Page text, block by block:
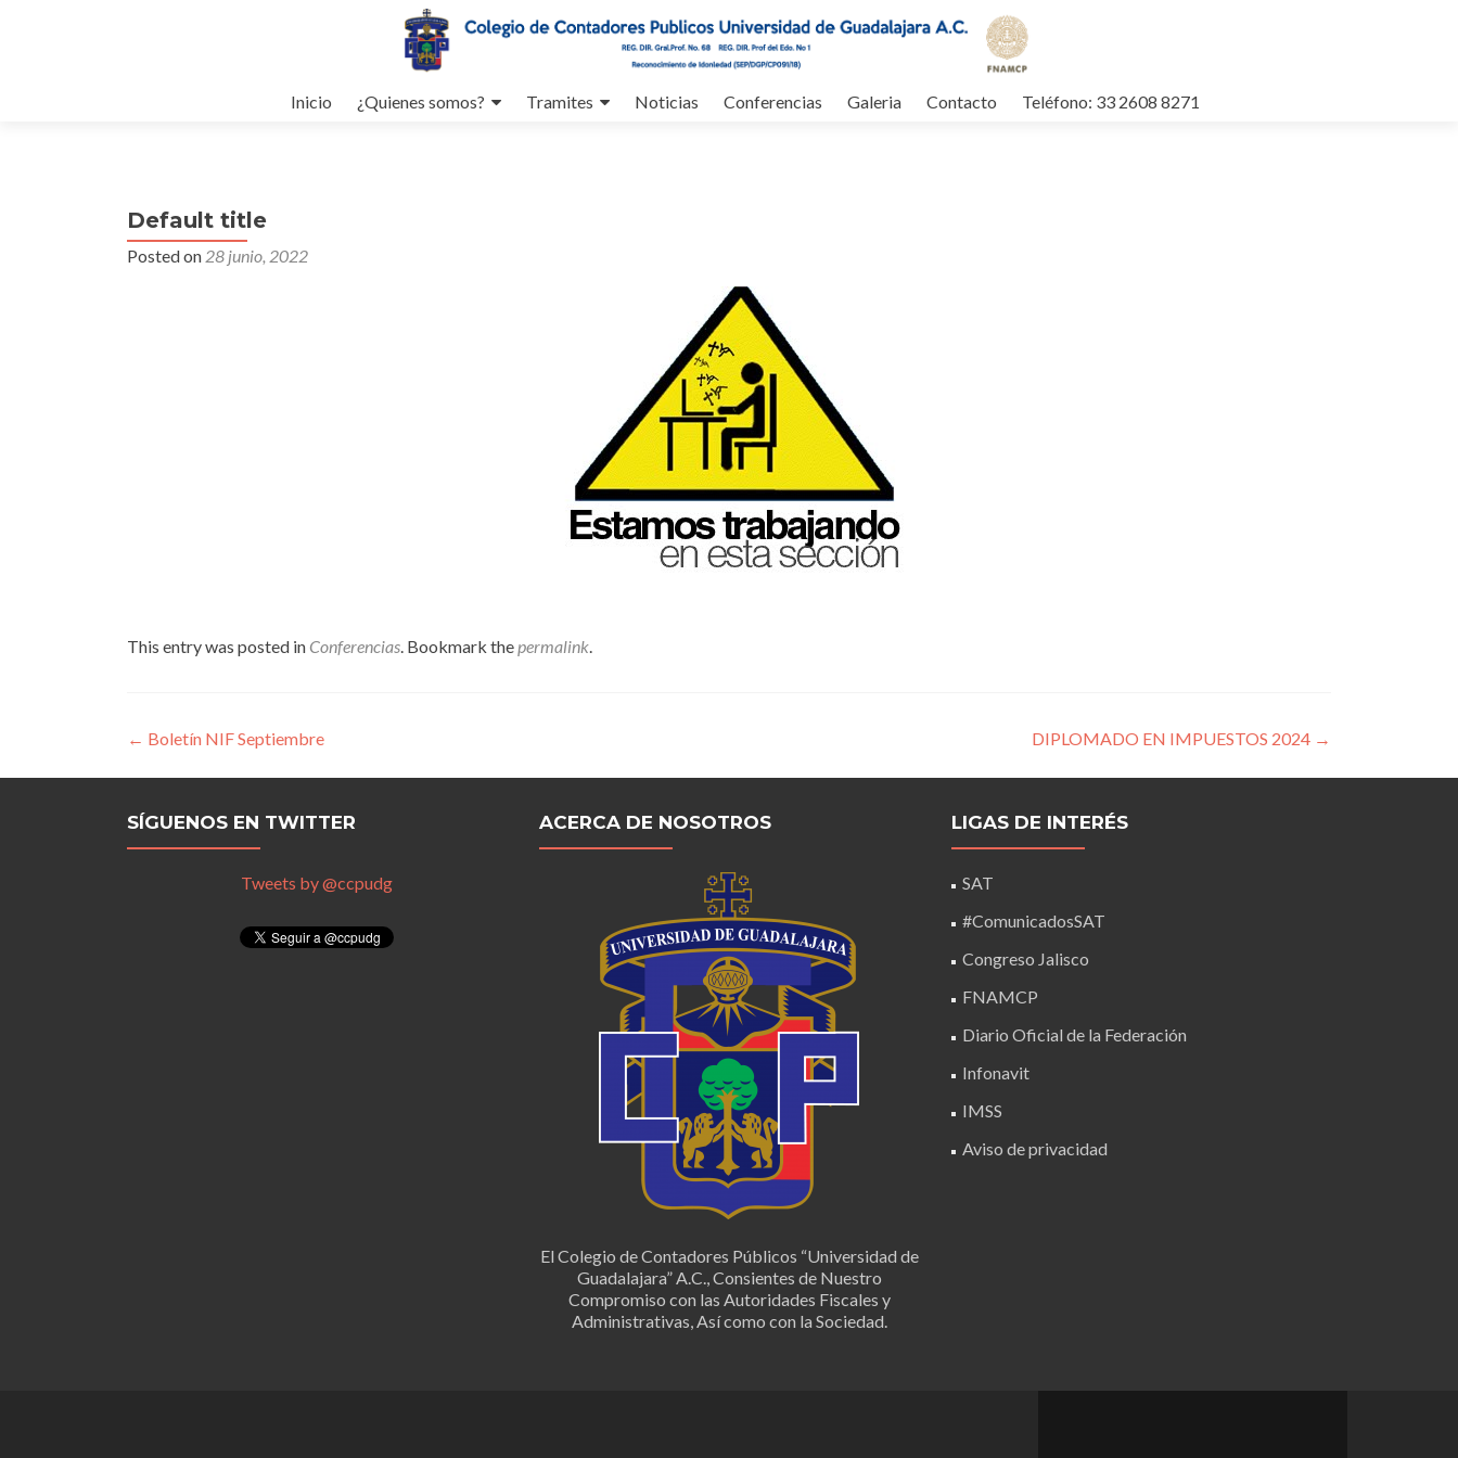
Inicio ¿Quienes somos? Tramites Noticias Conferencias Galeria Contacto Teléfono: 33 2608 8271
Default title
Posted on 28 junio, 2022
This entry was posted in Conferencias. Bookmark thepermalink.
Navegación de entradas
← Boletín NIF Septiembre DIPLOMADO EN IMPUESTOS 2024 →
SÍGUENOS EN TWITTER
Tweets by @ccpudg
ACERCA DE NOSOTROS
El Colegio de Contadores Públicos “Universidad de
Guadalajara” A.C., Consientes de Nuestro
Compromiso con las Autoridades Fiscales y
Administrativas, Así como con la Sociedad.
LIGAS DE INTERÉS
SAT
#ComunicadosSAT
Congreso Jalisco
FNAMCP
Diario Oficial de la Federación
Infonavit
IMSS
Aviso de privacidad